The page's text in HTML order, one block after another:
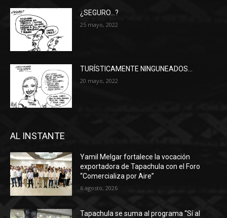
¿SEGURO…?
25 mayo, 2022
TURÍSTICAMENTE NINGUNEADOS…
20 mayo, 2022
AL INSTANTE
Yamil Melgar fortalece la vocación
exportadora de Tapachula con el Foro
“Comercializa por Aire”
6 agosto, 2026
Tapachula se suma al programa “Sí al